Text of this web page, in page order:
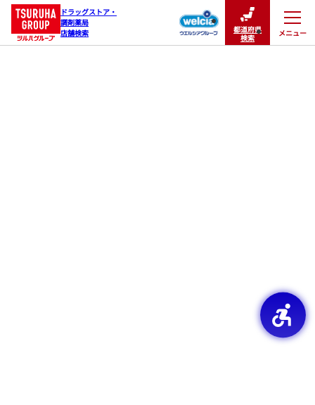
ドラッグストア・
調剤薬局
店舗検索
都道府県
検索
メニュー
閉じる